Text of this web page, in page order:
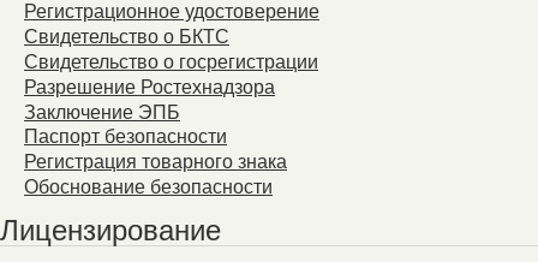
Регистрационное удостоверение
Свидетельство о БКТС
Свидетельство о госрегистрации
Разрешение Ростехнадзора
Заключение ЭПБ
Паспорт безопасности
Регистрация товарного знака
Обоснование безопасности
Лицензирование